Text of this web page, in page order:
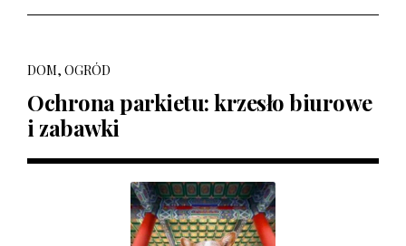
DOM, OGRÓD
Ochrona parkietu: krzesło biurowe
i zabawki